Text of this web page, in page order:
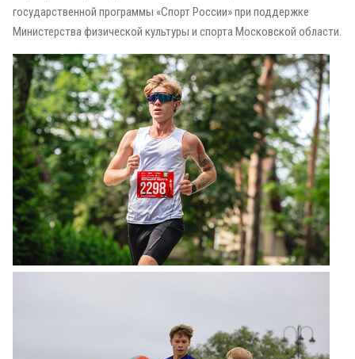
государственной программы «Спорт России» при поддержке
Министерства физической культуры и спорта Московской области.